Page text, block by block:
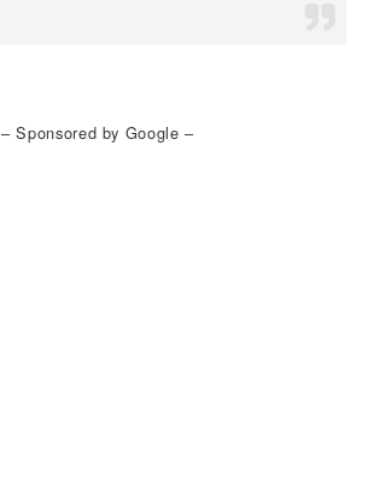
– Sponsored by Google –